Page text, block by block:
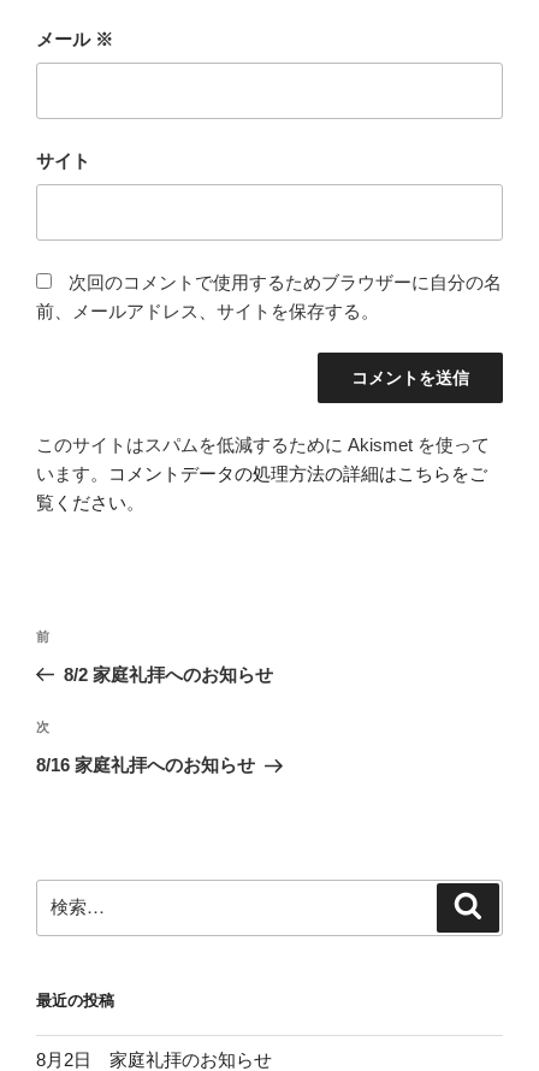
メール ※
サイト
次回のコメントで使用するためブラウザーに自分の名
前、メールアドレス、サイトを保存する。
このサイトはスパムを低減するために Akismet を使って
います。
コメントデータの処理方法の詳細はこちらをご
覧ください。
投
ビ
ゲ
ン
前
の
稿
前
8/2 家庭礼拝へのお知らせ
次
の
次
8/16 家庭礼拝へのお知らせ
索:
最近の投稿
8月2日 家庭礼拝のお知らせ